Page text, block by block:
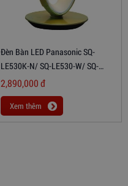
Đèn Bàn LED Panasonic SQ-
LE530K-N/ SQ-LE530-W/ SQ-
LE530K-W/ SQ-LE530-H
2,890,000đ
Xem thêm